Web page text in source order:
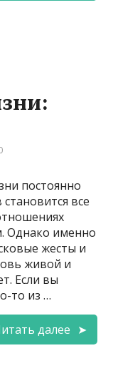
постоянно
все
Однако именно
жесты и
живой и
Если вы
то из …
далее